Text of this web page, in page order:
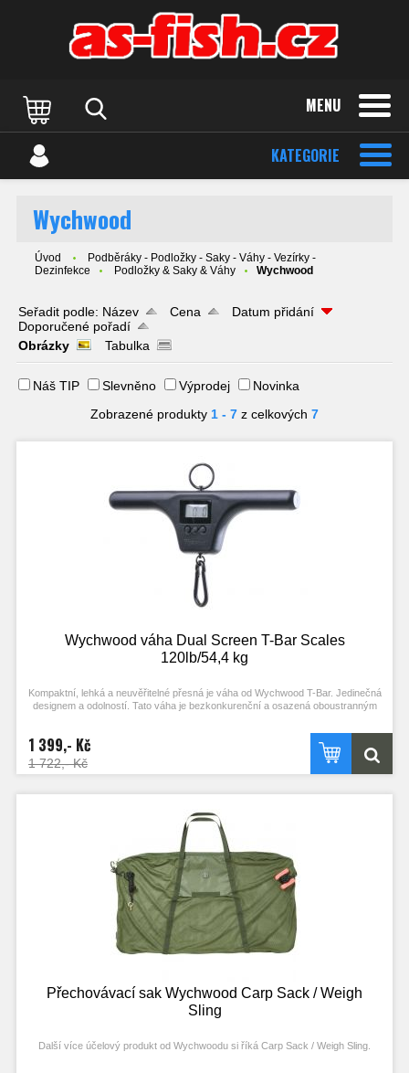
MENU
KATEGORIE
Wychwood
Úvod
Podběráky - Podložky - Saky - Váhy - Vezírky -
Dezinfekce
Podložky & Saky & Váhy Wychwood
Seřadit podle: Název Cena
Datum přidání
Doporučené pořadí
Obrázky
Tabulka
Náš TIP Slevněno Výprodej
Novinka
Zobrazené produkty 1 - 7 z celkových 7
Wychwood váha Dual Screen T-Bar Scales
120lb/54,4 kg
Kompaktní, lehká a neuvěřitelné přesná je váha od Wychwood T-Bar. Jedinečná
designem a odolností. Tato váha je bezkonkurenční a osazená oboustranným
1 399,- Kč
1 722,- Kč
Přechovávací sak Wychwood Carp Sack / Weigh
Sling
Další více účelový produkt od Wychwoodu si říká Carp Sack / Weigh Sling.